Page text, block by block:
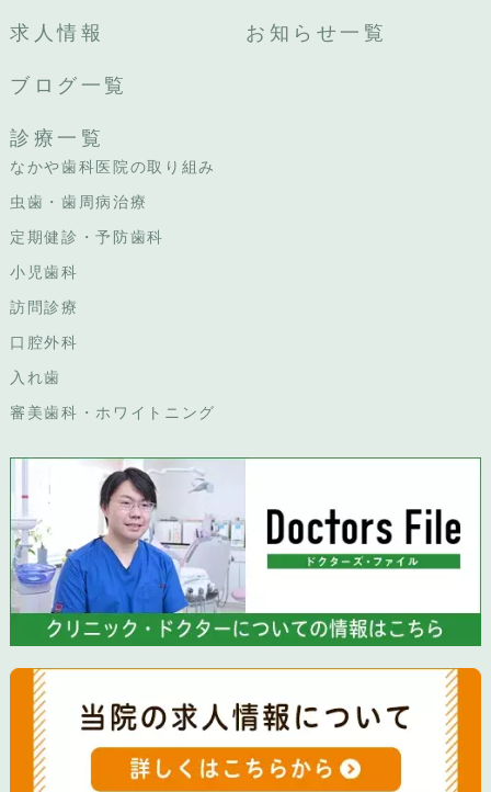
求人情報
お知らせ一覧
ブログ一覧
診療一覧
なかや歯科医院の取り組み
虫歯・歯周病治療
定期健診・予防歯科
小児歯科
訪問診療
口腔外科
入れ歯
審美歯科・ホワイトニング